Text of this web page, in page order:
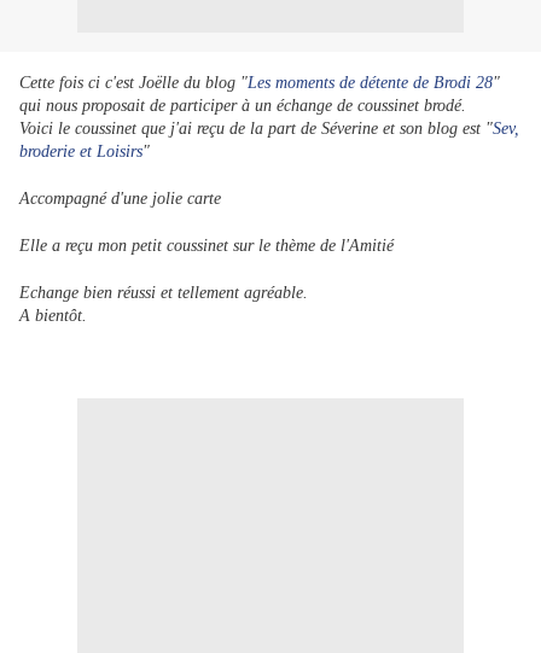
Cette fois ci c'est Joëlle du blog "Les moments de détente de Brodi 28"
qui nous proposait de participer à un échange de coussinet brodé.
Voici le coussinet que j'ai reçu de la part de Séverine et son blog est "Sev,
broderie et Loisirs"
Accompagné d'une jolie carte
Elle a reçu mon petit coussinet sur le thème de l'Amitié
Echange bien réussi et tellement agréable.
A bientôt.